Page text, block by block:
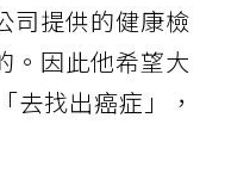
司提供的健康檢
。因此他希望大
去找出癌症」，